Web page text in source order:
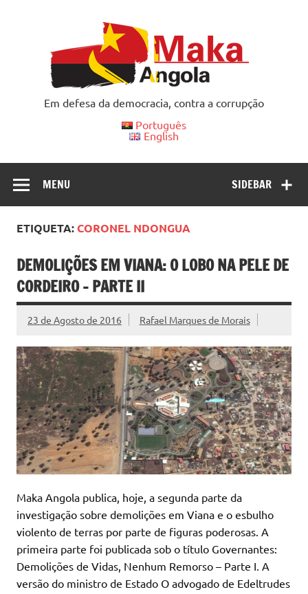
Em defesa da democracia, contra a corrupção
Português
English
SIDEBAR
MENU
ETIQUETA:CORONEL NDONGUA
DEMOLIÇÕES EM VIANA: O LOBO NA PELE DE
CORDEIRO – PARTE II
23 de Agosto de 2016 Rafael Marques de Morais
Maka Angola publica, hoje, a segunda parte da
investigação sobre demolições em Viana e o esbulho
violento de terras por parte de figuras poderosas. A
primeira parte foi publicada sob o título Governantes:
Demolições de Vidas, Nenhum Remorso – Parte I. A
versão do ministro de Estado O advogado de Edeltrudes